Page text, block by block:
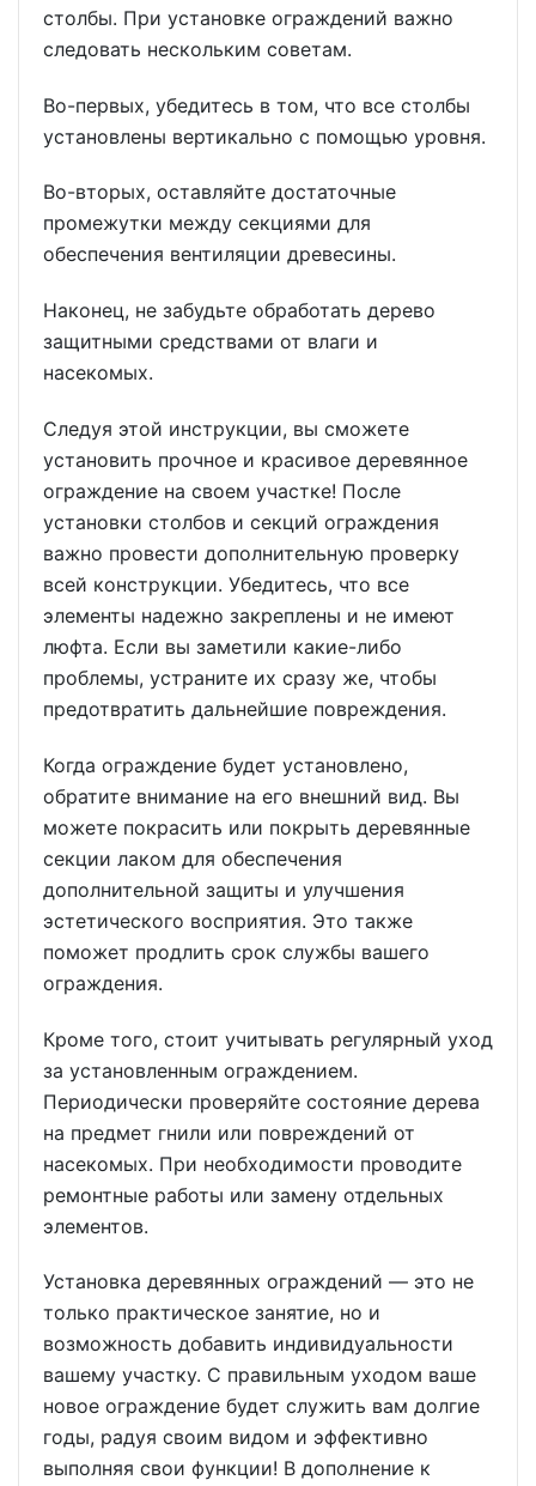
столбы. При установке ограждений важно
следовать нескольким советам.
Во-первых, убедитесь в том, что все столбы
установлены вертикально с помощью уровня.
Во-вторых, оставляйте достаточные
промежутки между секциями для
обеспечения вентиляции древесины.
Наконец, не забудьте обработать дерево
защитными средствами от влаги и
насекомых.
Следуя этой инструкции, вы сможете
установить прочное и красивое деревянное
ограждение на своем участке! После
установки столбов и секций ограждения
важно провести дополнительную проверку
всей конструкции. Убедитесь, что все
элементы надежно закреплены и не имеют
люфта. Если вы заметили какие-либо
проблемы, устраните их сразу же, чтобы
предотвратить дальнейшие повреждения.
Когда ограждение будет установлено,
обратите внимание на его внешний вид. Вы
можете покрасить или покрыть деревянные
секции лаком для обеспечения
дополнительной защиты и улучшения
эстетического восприятия. Это также
поможет продлить срок службы вашего
ограждения.
Кроме того, стоит учитывать регулярный уход
за установленным ограждением.
Периодически проверяйте состояние дерева
на предмет гнили или повреждений от
насекомых. При необходимости проводите
ремонтные работы или замену отдельных
элементов.
Установка деревянных ограждений — это не
только практическое занятие, но и
возможность добавить индивидуальности
вашему участку. С правильным уходом ваше
новое ограждение будет служить вам долгие
годы, радуя своим видом и эффективно
выполняя свои функции! В дополнение к